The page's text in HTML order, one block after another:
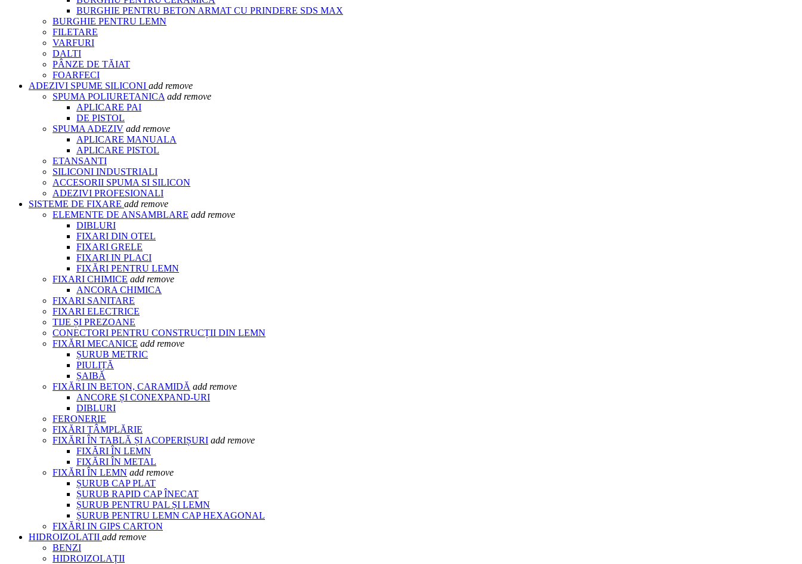
BURGHIE PENTRU BETON ARMAT CU PRINDERE SDS MAX
BURGHIE PENTRU LEMN
FILETARE
VARFURI
DALTI
PÂNZE DE TĂIAT
FOARFECI
ADEZIVI SPUME SILICONI add remove
SPUMA POLIURETANICA add remove
APLICARE PAI
DE PISTOL
SPUMA ADEZIV add remove
APLICARE MANUALA
APLICARE PISTOL
ETANSANTI
SILICONI INDUSTRIALI
ACCESORII SPUMA SI SILICON
ADEZIVI PROFESIONALI
SISTEME DE FIXARE add remove
ELEMENTE DE ANSAMBLARE add remove
DIBLURI
FIXARI DIN OTEL
FIXARI GRELE
FIXARI IN PLACI
FIXĂRI PENTRU LEMN
FIXARI CHIMICE add remove
ANCORA CHIMICA
FIXARI SANITARE
FIXARI ELECTRICE
TIJE ȘI PREZOANE
CONECTORI PENTRU CONSTRUCȚII DIN LEMN
FIXĂRI MECANICE add remove
ȘURUB METRIC
PIULIȚĂ
ȘAIBĂ
FIXĂRI IN BETON, CARAMIDĂ add remove
ANCORE ȘI CONEXPAND-URI
DIBLURI
FERONERIE
FIXĂRI TÂMPLĂRIE
FIXĂRI ÎN TABLĂ ȘI ACOPERIȘURI add remove
FIXĂRI ÎN LEMN
FIXĂRI ÎN METAL
FIXĂRI ÎN LEMN add remove
ȘURUB CAP PLAT
ȘURUB RAPID CAP ÎNECAT
ȘURUB PENTRU PAL ȘI LEMN
ȘURUB PENTRU LEMN CAP HEXAGONAL
FIXĂRI IN GIPS CARTON
HIDROIZOLATII add remove
BENZI
HIDROIZOLAȚII